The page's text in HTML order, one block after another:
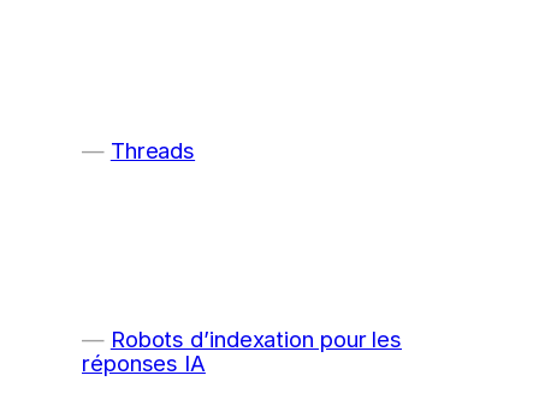
Threads
Robots d’indexation pour les
réponses IA